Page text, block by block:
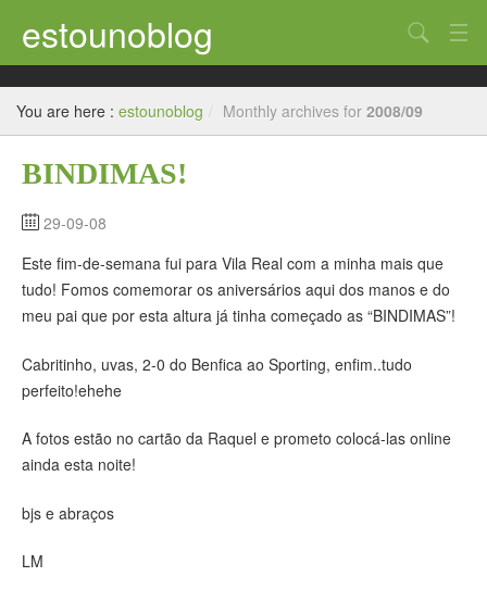
estounoblog
Uncategorized
Bélgica
França – Paris
Suiça – Genève
Brasil
América do Sul
Search
You are here : estounoblog / Monthly archives for 2008/09
BINDIMAS!
29-09-08
Este fim-de-semana fui para Vila Real com a minha mais que
tudo! Fomos comemorar os aniversários aqui dos manos e do
meu pai que por esta altura já tinha começado as “BINDIMAS”!
Cabritinho, uvas, 2-0 do Benfica ao Sporting, enfim..tudo
perfeito!ehehe
A fotos estão no cartão da Raquel e prometo colocá-las online
ainda esta noite!
bjs e abraços
LM